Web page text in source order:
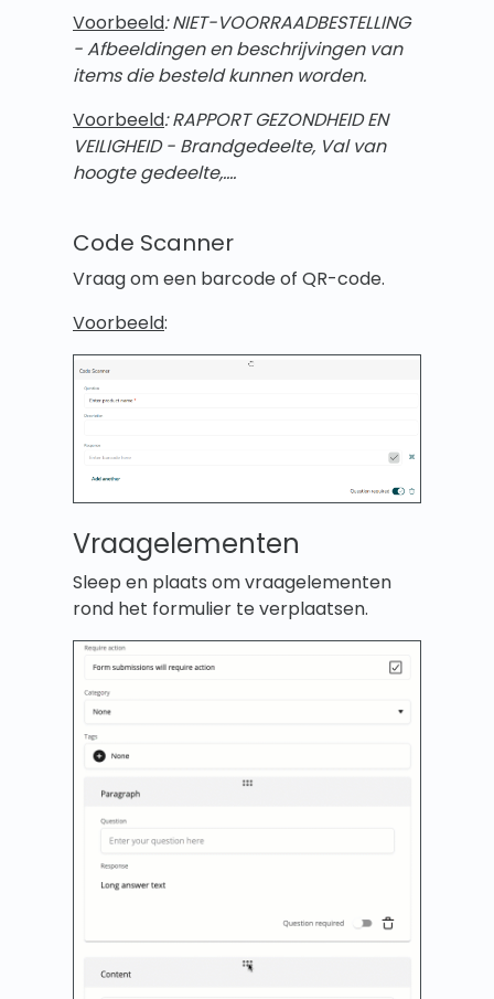
Voorbeeld: NIET-VOORRAADBESTELLING
- Afbeeldingen en beschrijvingen van
items die besteld kunnen worden.
Voorbeeld: RAPPORT GEZONDHEID EN
VEILIGHEID - Brandgedeelte, Val van
hoogte gedeelte,....
Code Scanner
Vraag om een barcode of QR-code.
Voorbeeld:
Vraagelementen
Sleep en plaats om vraagelementen
rond het formulier te verplaatsen.